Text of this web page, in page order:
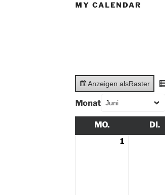
MY CALENDAR
Anzeigen alsRaster
Monat
MO. DI.
1